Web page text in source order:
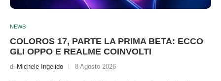
NEWS
COLOROS 17, PARTE LA PRIMA BETA: ECCO
GLI OPPO E REALME COINVOLTI
di Michele Ingelido 8 Agosto 2026